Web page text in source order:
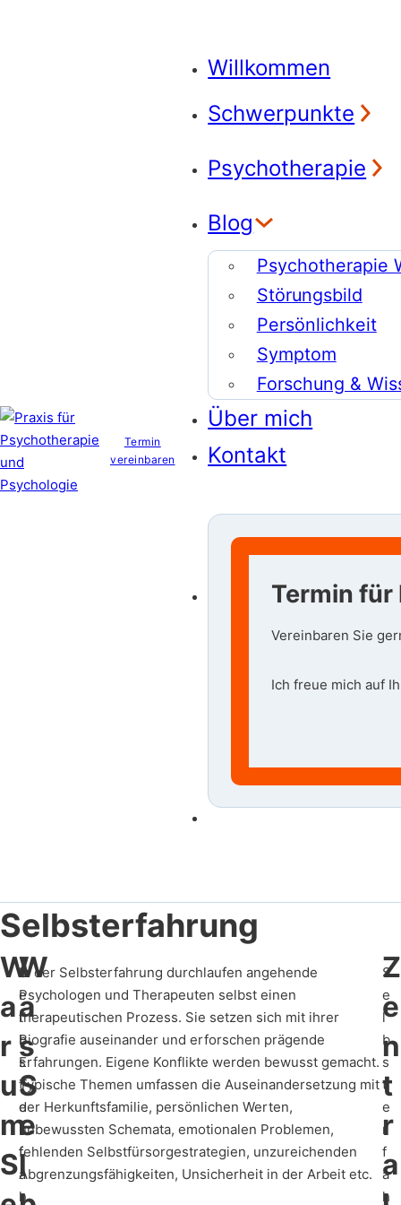
Willkommen
Schwerpunkte
Psychotherapie
Blog
Psychotherapie
Störungsbild
Persönlichkeit
Symptom
Forschung &
Über mich
Kontakt
Termin
Vereinbaren Sie
Ich freue mich auf
Termin
vereinbaren
Selbsterfahrung
W
a
r
u
m
S
S
e
l
b
s
t
e
r
f
a
h
W
a
s
S
e
l
In der Selbsterfahrung durchlaufen angehende
Psychologen und Therapeuten selbst einen
therapeutischen Prozess. Sie setzen sich mit ihrer
Biografie auseinander und erforschen prägende
Erfahrungen. Eigene Konflikte werden bewusst gemacht.
Typische Themen umfassen die Auseinandersetzung mit
der Herkunftsfamilie, persönlichen Werten,
unbewussten Schemata, emotionalen Problemen,
fehlenden Selbstfürsorgestrategien, unzureichenden
Abgrenzungsfähigkeiten, Unsicherheit in der Arbeit etc.
Z
e
n
t
r
a
S
e
l
b
s
t
e
r
f
a
h